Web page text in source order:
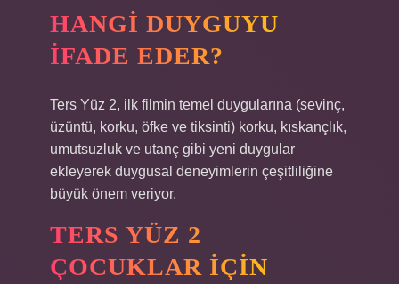
HANGI DUYGUYU
IFADE EDER?
Ters Yüz 2, ilk filmin temel duygularına (sevinç,
üzüntü, korku, öfke ve tiksinti) korku, kıskançlık,
umutsuzluk ve utanç gibi yeni duygular
ekleyerek duygusal deneyimlerin çeşitliliğine
büyük önem veriyor.
TERS YÜZ 2
ÇOCUKLAR IÇIN